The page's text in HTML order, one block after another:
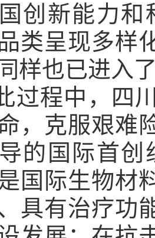
创新能力和
类呈现多样
样也已进入
过程中，四
，克服艰难
的国际首
国际生物材
具有治疗功